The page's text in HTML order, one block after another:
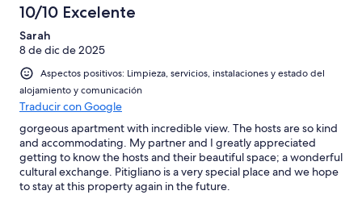
Mediocre
Horrible
10/10 Excelente
Sarah
8 de dic de 2025
Aspectos positivos: Limpieza, servicios, instalaciones y estado del
alojamiento y comunicación
Traducir con Google
gorgeous apartment with incredible view. The hosts are so kind
and accommodating. My partner and I greatly appreciated
getting to know the hosts and their beautiful space; a wonderful
cultural exchange. Pitigliano is a very special place and we hope
to stay at this property again in the future.